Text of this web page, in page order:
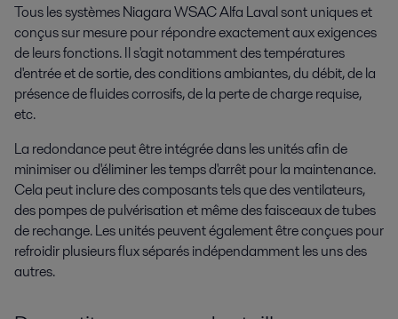
Tous les systèmes Niagara WSAC Alfa Laval sont uniques et
conçus sur mesure pour répondre exactement aux exigences
de leurs fonctions. Il s'agit notamment des températures
d'entrée et de sortie, des conditions ambiantes, du débit, de la
présence de fluides corrosifs, de la perte de charge requise,
etc.
La redondance peut être intégrée dans les unités afin de
minimiser ou d'éliminer les temps d'arrêt pour la maintenance.
Cela peut inclure des composants tels que des ventilateurs,
des pompes de pulvérisation et même des faisceaux de tubes
de rechange. Les unités peuvent également être conçues pour
refroidir plusieurs flux séparés indépendamment les uns des
autres.